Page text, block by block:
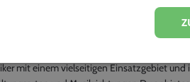
Genre als Solomusiker bewerben.
von Kunden gebucht, die eine reine
mit einem vielseitigen Einsatzgebiet